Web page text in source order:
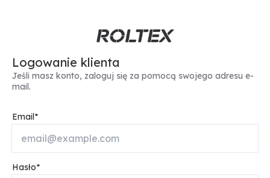
Logowanie klienta
Jeśli masz konto, zaloguj się za pomocą swojego adresu e-
mail.
Email
Hasło